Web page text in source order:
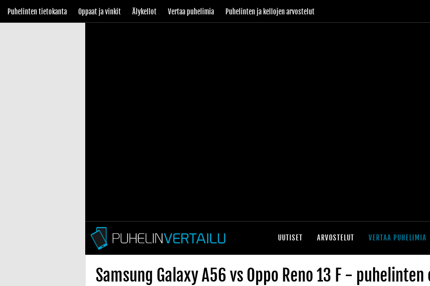
Puhelinten tietokanta Oppaat ja vinkit Älykellot Vertaa puhelimia Puhelinten ja kellojen arvostelut
UUTISET ARVOSTELUT VERTAA PUHELIMIA
Samsung Galaxy A56 vs Oppo Reno 13 F -